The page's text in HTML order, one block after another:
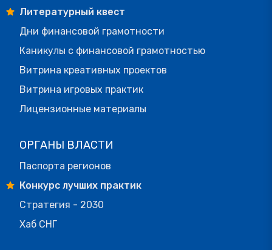
Литературный квест
Дни финансовой грамотности
Каникулы с финансовой грамотностью
Витрина креативных проектов
Витрина игровых практик
Лицензионные материалы
ОРГАНЫ ВЛАСТИ
Паспорта регионов
Конкурс лучших практик
Стратегия - 2030
Хаб СНГ